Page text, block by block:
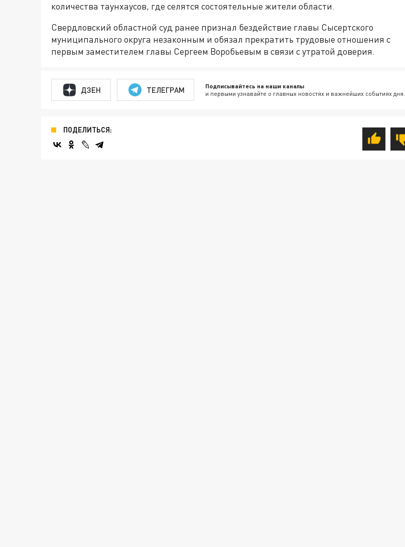
количества таунхаусов, где селятся состоятельные жители области.
Свердловский областной суд ранее признал бездействие главы Сысертского
муниципального округа незаконным и обязал прекратить трудовые отношения с
первым заместителем главы Сергеем Воробьевым в связи с утратой доверия.
ДЗЕН ТЕЛЕГРАМ Подписывайтесь на наши каналы
и первыми узнавайте о главных новостях и важнейших событиях дня.
ПОДЕЛИТЬСЯ: